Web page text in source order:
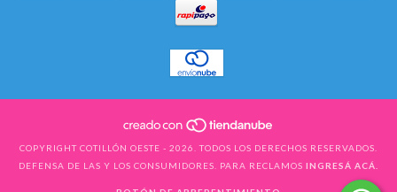
COPYRIGHT COTILLÓN OESTE - 2026. TODOS LOS DERECHOS RESERVADOS.
DEFENSA DE LAS Y LOS CONSUMIDORES. PARA RECLAMOS INGRESÁ ACÁ.